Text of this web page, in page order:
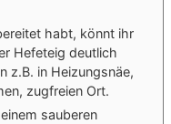
habt, könnt ihr
Hefeteig deutlich
z.B. in Heizungsnäe,
zugfreien Ort.
sauberen